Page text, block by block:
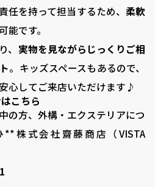
171
町中川町22
任を持って担当するため、 柔軟
能です。
実物を見ながらじっくりご相
。キッズスペースもあるので、
心してご来店いただけます♪
こちら
の方、外構・エクステリアにつ
株式会社齋藤商店（VISTA